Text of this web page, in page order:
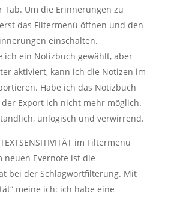
Tab. Um die Erinnerungen zu
das Filtermenü öffnen und den
einschalten.
ich ein Notizbuch gewählt, aber
aktiviert, kann ich die Notizen im
Habe ich das Notizbuch
Export ich nicht mehr möglich.
unlogisch und verwirrend.
im Filtermenü
neuen Evernote ist die
bei der Schlagwortfilterung. Mit
meine ich: ich habe eine